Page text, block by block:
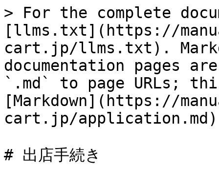
> For the complete
[llms.txt](https://
cart.jp/llms.txt).
documentation pages
`.md` to page URLs;
[Markdown](https://
cart.jp/
# 出店手続き